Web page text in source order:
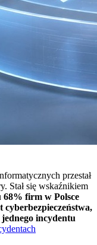
przestał
Stał się wskaźnikiem
68% firm w Polsce
incydentu